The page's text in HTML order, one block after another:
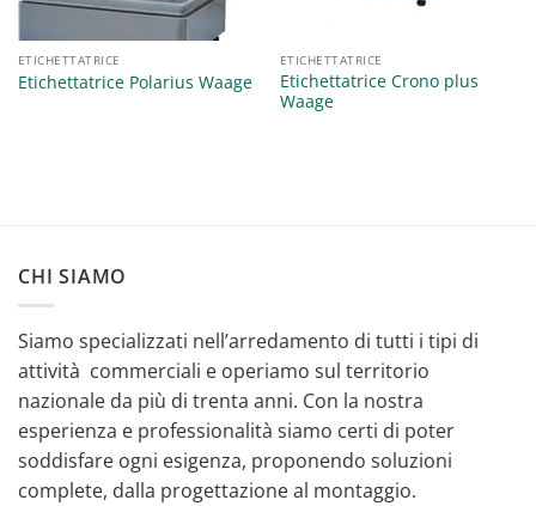
ETICHETTATRICE
Etichettatrice Polarius Waage
ETICHETTATRICE
Etichettatrice Crono plus
Waage
CHI SIAMO
Siamo specializzati nell’arredamento di tutti i tipi di
attività commerciali e operiamo sul territorio
nazionale da più di trenta anni. Con la nostra
esperienza e professionalità siamo certi di poter
soddisfare ogni esigenza, proponendo soluzioni
complete, dalla progettazione al montaggio.